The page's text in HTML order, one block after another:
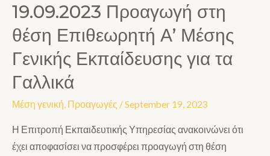
19.09.2023 Προαγωγή στη
θέση Επιθεωρητή Α’ Μέσης
Γενικής Εκπαίδευσης για τα
Γαλλικά
Μέση γενική, Προαγωγές /September 19, 2023
Η Επιτροπή Εκπαιδευτικής Υπηρεσίας ανακοινώνει ότι
έχει αποφασίσει να προσφέρει προαγωγή στη θέση